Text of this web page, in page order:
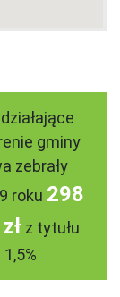
gminy
zebrały
roku 298
z tytułu
1,5%